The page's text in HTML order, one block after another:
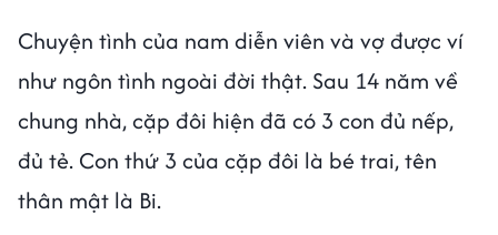
Chuyện tình của nam diễn viên và vợ được ví
như ngôn tình ngoài đời thật. Sau 14 năm về
chung nhà, cặp đôi hiện đã có 3 con đủ nếp,
đủ tẻ. Con thứ 3 của cặp đôi là bé trai, tên
thân mật là Bi.